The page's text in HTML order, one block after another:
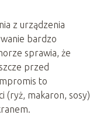
z urządzenia
bardzo
sprawia, że
przed
to
(ryż, makaron, sosy)